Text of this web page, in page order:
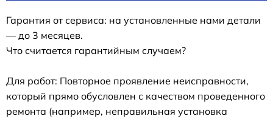
Гарантия от сервиса: на установленные нами детали
— до 3 месяцев.
Что считается гарантийным случаем?
Для работ: Повторное проявление неисправности,
который прямо обусловлен с качеством проведенного
ремонта (например, неправильная установка